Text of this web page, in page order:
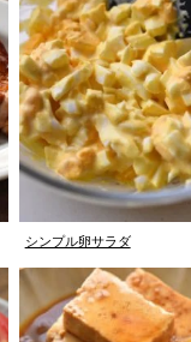
シンプル卵サラダ